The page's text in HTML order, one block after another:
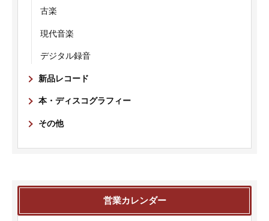
古楽
現代音楽
デジタル録音
新品レコード
本・ディスコグラフィー
その他
営業カレンダー